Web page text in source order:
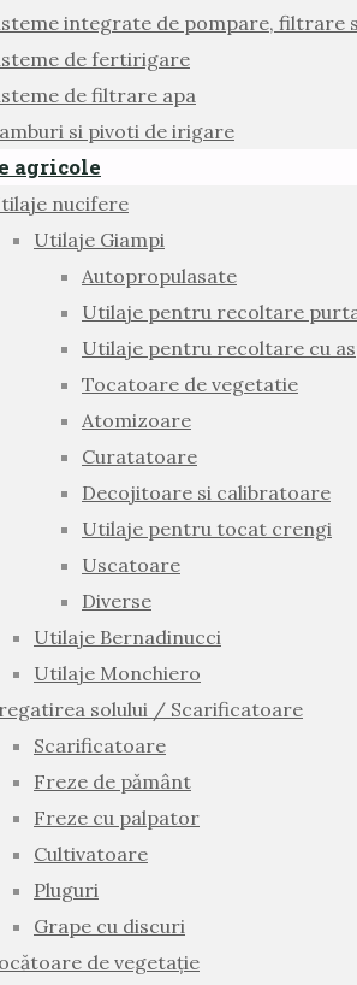
integrate de pompare, filtrare
de fertirigare
de filtrare apa
si pivoti de irigare
agricole
nucifere
Utilaje Giampi
Autopropulasate
Utilaje pentru recoltare
Utilaje pentru recoltare cu
Tocatoare de vegetatie
Atomizoare
Curatatoare
Decojitoare si calibratoare
Utilaje pentru tocat crengi
Uscatoare
Diverse
Utilaje Bernadinucci
Utilaje Monchiero
solului / Scarificatoare
Scarificatoare
Freze de pământ
Freze cu palpator
Cultivatoare
Pluguri
Grape cu discuri
de vegetație